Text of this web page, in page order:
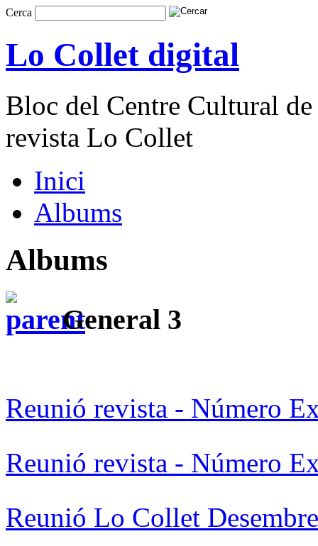
Cerca
Lo Collet digital
Bloc del Centre Cultural
revista Lo Collet
Inici
Albums
Albums
General 3
Reunió revista - Número
Reunió revista - Número
Reunió Lo Collet